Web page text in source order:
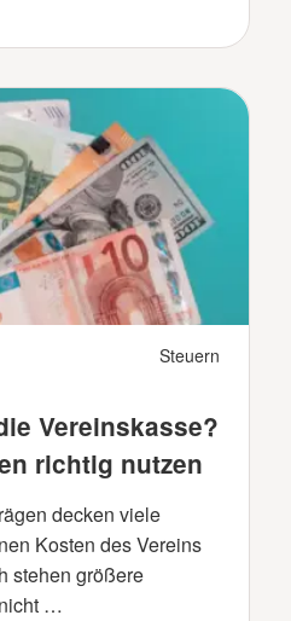
Steuern
Vereinskasse?
richtig nutzen
decken viele
Kosten des Vereins
stehen größere
…